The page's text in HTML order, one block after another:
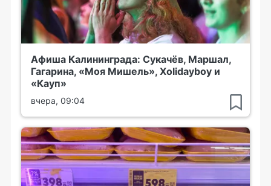
Афиша Калининграда: Сукачёв, Маршал,
Гагарина, «Моя Мишель», Xolidayboy и
«Кауп»
вчера, 09:04